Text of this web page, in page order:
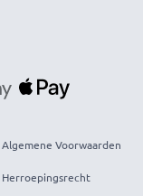
Algemene Voorwaarden
Herroepingsrecht